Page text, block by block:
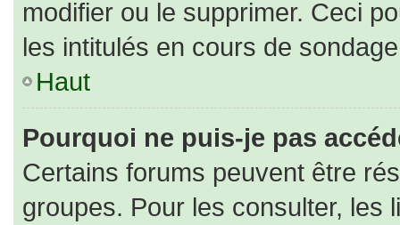
modifier ou le supprimer. Ceci
les intitulés en cours de
Haut
Pourquoi ne puis-je pas
Certains forums peuvent être
groupes. Pour les consulter, les